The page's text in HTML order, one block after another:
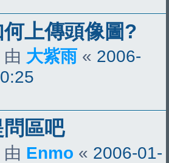
上傳頭像圖?
大紫雨 « 2006-
區吧
Enmo « 2006-01-